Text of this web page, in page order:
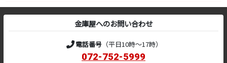
金庫屋へのお問い合わせ
電話番号（平日10時～17時）
072-752-5999